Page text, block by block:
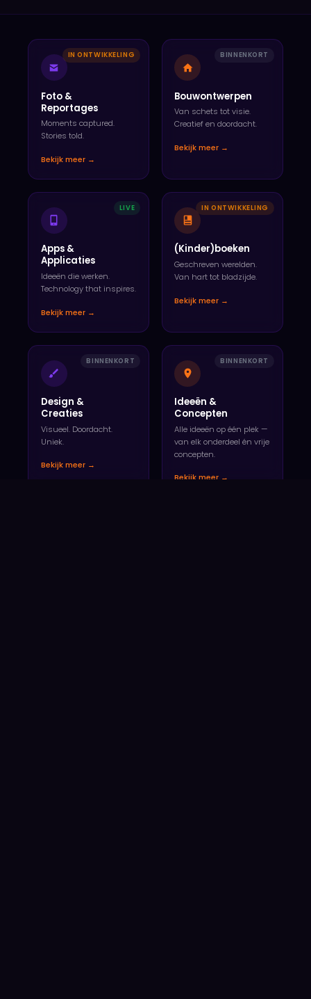
IN ONTWIKKELING
Foto &
Reportages
Moments captured.
Stories told.
Bekijk meer →
BINNENKORT
Bouwontwerpen
Van schets tot visie.
Creatief en doordacht.
Bekijk meer →
LIVE
Apps &
Applicaties
Ideeën die werken.
Technology that inspires.
Bekijk meer →
IN ONTWIKKELING
(Kinder)boeken
Geschreven werelden.
Van hart tot bladzijde.
Bekijk meer →
BINNENKORT
Design &
Creaties
Visueel. Doordacht.
Uniek.
Bekijk meer →
BINNENKORT
Ideeën &
Concepten
Alle ideeën op één plek —
van elk onderdeel én vrije
concepten.
Bekijk meer →